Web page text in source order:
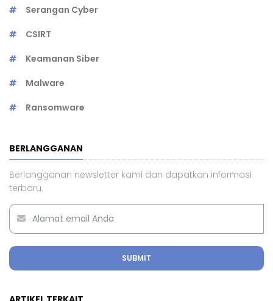
Serangan Cyber
CSIRT
Keamanan Siber
Malware
Ransomware
BERLANGGANAN
Berlangganan newsletter kami dan dapatkan informasi
terbaru.
SUBMIT